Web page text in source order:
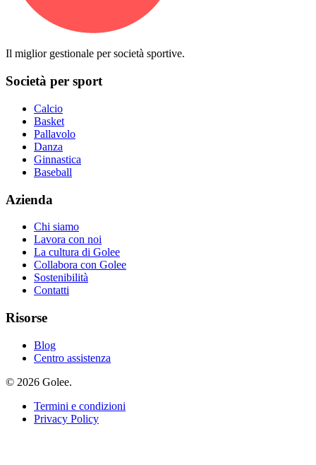
Il miglior gestionale per società sportive.
Società per sport
Calcio
Basket
Pallavolo
Danza
Ginnastica
Baseball
Azienda
Chi siamo
Lavora con noi
La cultura di Golee
Collabora con Golee
Sostenibilità
Contatti
Risorse
Blog
Centro assistenza
© 2026 Golee.
Termini e condizioni
Privacy Policy